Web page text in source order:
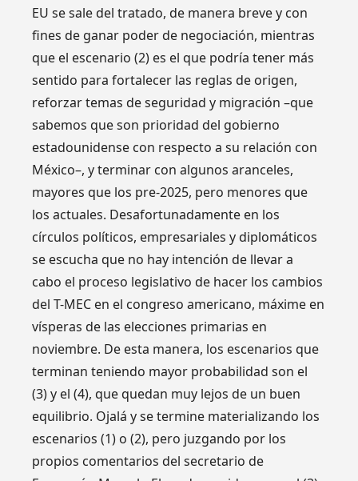
EU se sale del tratado, de manera breve y con
fines de ganar poder de negociación, mientras
que el escenario (2) es el que podría tener más
sentido para fortalecer las reglas de origen,
reforzar temas de seguridad y migración –que
sabemos que son prioridad del gobierno
estadounidense con respecto a su relación con
México–, y terminar con algunos aranceles,
mayores que los pre-2025, pero menores que
los actuales. Desafortunadamente en los
círculos políticos, empresariales y diplomáticos
se escucha que no hay intención de llevar a
cabo el proceso legislativo de hacer los cambios
del T-MEC en el congreso americano, máxime en
vísperas de las elecciones primarias en
noviembre. De esta manera, los escenarios que
terminan teniendo mayor probabilidad son el
(3) y el (4), que quedan muy lejos de un buen
equilibrio. Ojalá y se termine materializando los
escenarios (1) o (2), pero juzgando por los
propios comentarios del secretario de